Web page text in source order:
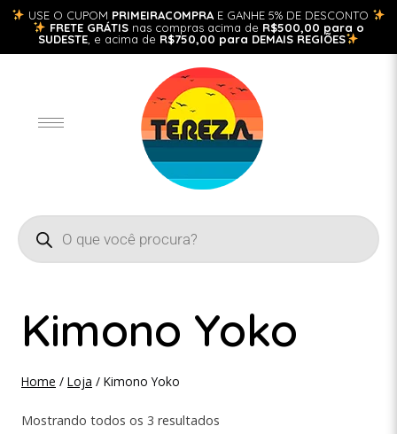
USE O CUPOM PRIMEIRACOMPRA E GANHE 5% DE DESCONTO
FRETE GRÁTISnas compras acima de R$500,00 para o
SUDESTE , e acima de R$750,00 para DEMAIS REGIÕES
Kimono Yoko
Home / Loja / Kimono Yoko
Mostrando todos os 3 resultados